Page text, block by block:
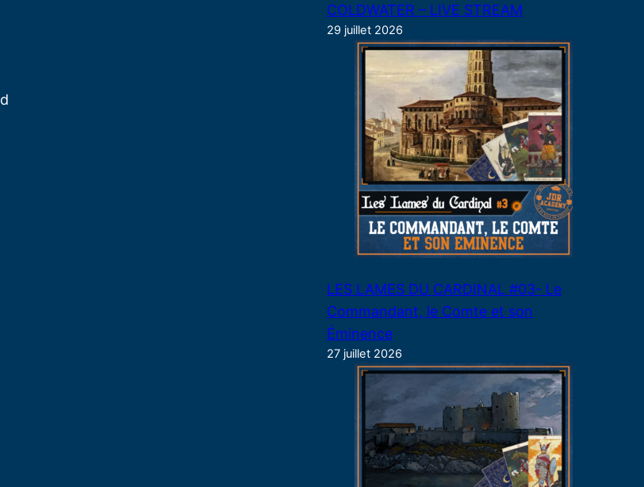
COLDWATER – LIVE STREAM
29 juillet 2026
LES LAMES DU CARDINAL #03- Le
Commandant, le Comte et son
Éminence
27 juillet 2026